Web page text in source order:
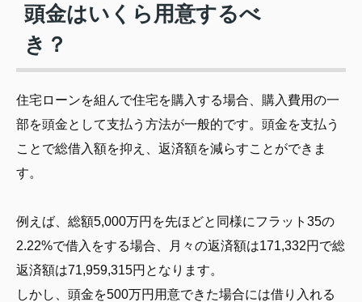
頭金はいくら用意するべ
き？
住宅ローンを組んで住宅を購入する場合、購入費用の一
部を頭金として支払う方法が一般的です。頭金を支払う
ことで総借入額を抑え、返済額を減らすことができま
す。
例えば、総額5,000万円を先ほどと同様にフラット35の
2.22%で借入をする場合、月々の返済額は171,332円で総
返済額は71,959,315円となります。
しかし、頭金を500万円用意できた場合には借り入れる